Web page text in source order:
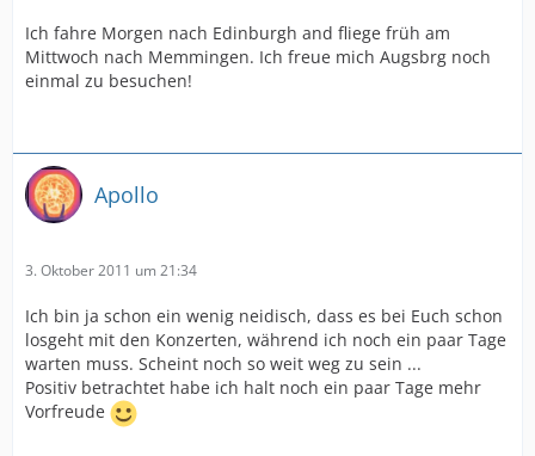
Ich fahre Morgen nach Edinburgh and fliege früh am
Mittwoch nach Memmingen. Ich freue mich Augsbrg noch
einmal zu besuchen!
Apollo
3. Oktober 2011 um 21:34
Ich bin ja schon ein wenig neidisch, dass es bei Euch schon
losgeht mit den Konzerten, während ich noch ein paar Tage
warten muss. Scheint noch so weit weg zu sein ...
Positiv betrachtet habe ich halt noch ein paar Tage mehr
Vorfreude